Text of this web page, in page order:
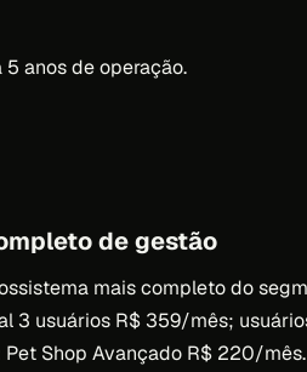
anos de operação.
de gestão
mais completo do
3 usuários R$ 359/mês;
Shop Avançado R$ 220/